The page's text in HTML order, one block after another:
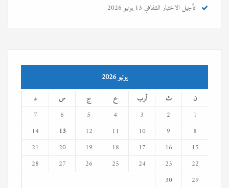
تأجيل الاختبار الشفاهي13 يونيو 2026
يونيو 2026
ن ث أرب خ ج س
د
1
2
3
4
5
6
7
8
9
10
11
12
13
14
15
16
17
18
19
20
21
22
23
24
25
26
27
28
29
30